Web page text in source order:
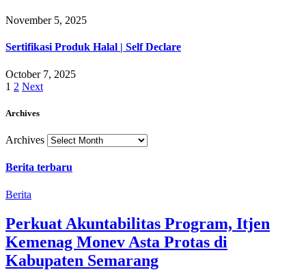
November 5, 2025
Sertifikasi Produk Halal | Self Declare
October 7, 2025
1 2 Next
Archives
Archives
Berita terbaru
Berita
Perkuat Akuntabilitas Program, Itjen
Kemenag Monev Asta Protas di
Kabupaten Semarang